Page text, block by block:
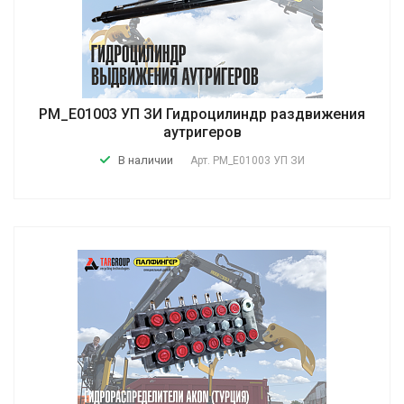
PM_E01003 УП ЗИ Гидроцилиндр раздвижения
аутригеров
В наличии Арт. PM_E01003 УП ЗИ